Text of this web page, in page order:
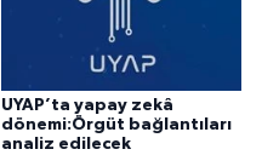
UYAP’ta yapay zekâ
dönemi:Örgüt bağlantıları
analiz edilecek